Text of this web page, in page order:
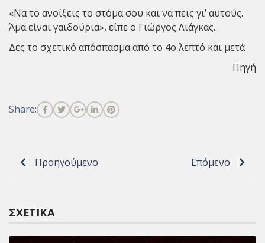
«Να το ανοίξεις το στόμα σου και να πεις γι’ αυτούς.
Άμα είναι γαϊδούρια», είπε ο Γιώργος Λιάγκας.
Δες το σχετικό απόσπασμα από το 4ο λεπτό και μετά
Πηγή
Share:
Προηγούμενο Επόμενο
ΣΧΕΤΙΚΆ